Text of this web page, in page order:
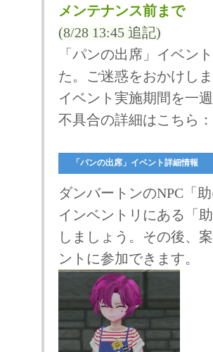
メンテナンス前まで
(8/28 13:45 追記)
「パンの出席」イベン
た。ご迷惑をおかけし
イベント実施期間を一
不具合の詳細はこちら
「パンの出席」イベント詳細情報
ダンバートンのNPC「
インベントリにある「
しましょう。その後、
ントに参加できます。